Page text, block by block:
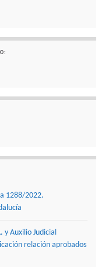
1288/2022.
y Auxilio Judicial
relación aprobados